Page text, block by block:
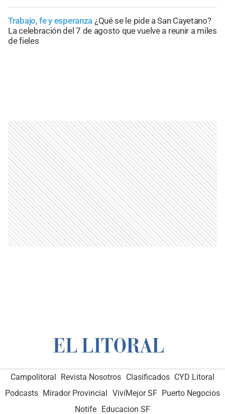
Trabajo, fe y esperanza ¿Qué se le pide a San Cayetano?
La celebración del 7 de agosto que vuelve a reunir a miles
de fieles
Campolitoral Revista Nosotros Clasificados CYD Litoral
Podcasts Mirador Provincial VivíMejor SF Puerto Negocios
Notife Educacion SF